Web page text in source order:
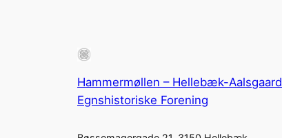
Hammermøllen – Hellebæk-Aalsgaard
Egnshistoriske Forening